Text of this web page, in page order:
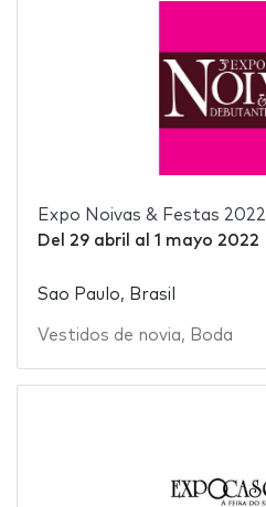
Expo Noivas & Festas 2022
Del 29 abril al 1 mayo 2022
Sao Paulo, Brasil
Vestidos de novia, Boda